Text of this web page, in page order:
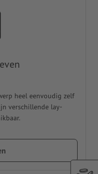
heel eenvoudig zelf
verschillende lay-